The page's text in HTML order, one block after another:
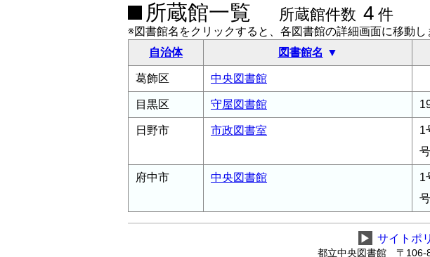
所蔵館一覧 所蔵館件数 4 件
※図書館名をクリックすると、各図書館の詳細画面に移動し
自治体
図書館名
葛飾区 中央図書館
目黒区 守屋図書館
日野市 市政図書室
1
府中市 中央図書館
1
▶ サイトポ
都立中央図書館 〒